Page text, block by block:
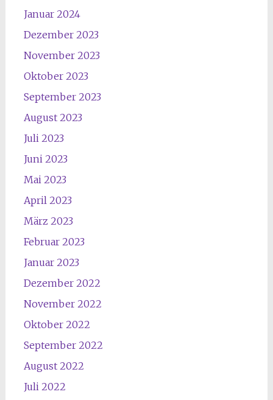
Januar 2024
Dezember 2023
November 2023
Oktober 2023
September 2023
August 2023
Juli 2023
Juni 2023
Mai 2023
April 2023
März 2023
Februar 2023
Januar 2023
Dezember 2022
November 2022
Oktober 2022
September 2022
August 2022
Juli 2022